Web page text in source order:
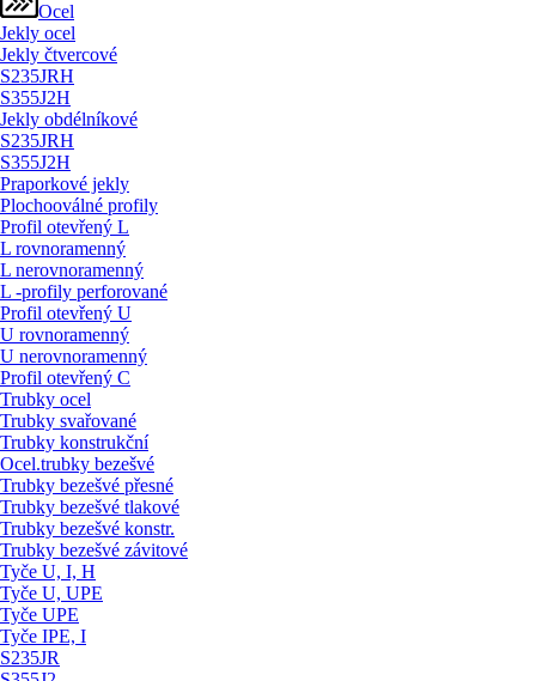
Ocel
Jekly ocel
Jekly čtvercové
S235JRH
S355J2H
Jekly obdélníkové
S235JRH
S355J2H
Praporkové jekly
Plochooválné profily
Profil otevřený L
L rovnoramenný
L nerovnoramenný
L -profily perforované
Profil otevřený U
U rovnoramenný
U nerovnoramenný
Profil otevřený C
Trubky ocel
Trubky svařované
Trubky konstrukční
Ocel.trubky bezešvé
Trubky bezešvé přesné
Trubky bezešvé tlakové
Trubky bezešvé konstr.
Trubky bezešvé závitové
Tyče U, I, H
Tyče U, UPE
Tyče UPE
Tyče IPE, I
S235JR